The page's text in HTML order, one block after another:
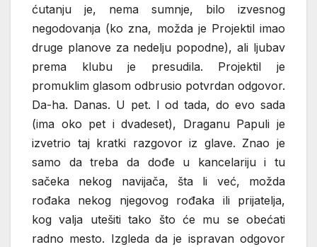
ćutanju je, nema sumnje, bilo izvesnog
negodovanja (ko zna, možda je Projektil imao
druge planove za nedelju popodne), ali ljubav
prema klubu je presudila. Projektil je
promuklim glasom odbrusio potvrdan odgovor.
Da-ha. Danas. U pet. I od tada, do evo sada
(ima oko pet i dvadeset), Draganu Papuli je
izvetrio taj kratki razgovor iz glave. Znao je
samo da treba da dođe u kancelariju i tu
sačeka nekog navijača, šta li već, možda
rođaka nekog njegovog rođaka ili prijatelja,
kog valja utešiti tako što će mu se obećati
radno mesto. Izgleda da je ispravan odgovor